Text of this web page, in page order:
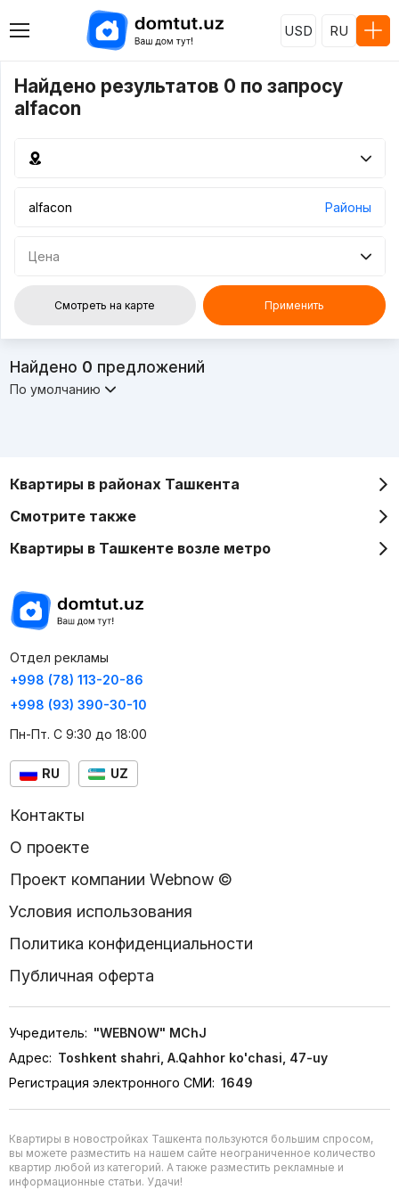
USD RU
Найдено результатов 0 по запросу
alfacon
Районы
Цена
Смотреть на карте Применить
Найдено 0 предложений
По умолчанию
Квартиры в районах Ташкента
Смотрите также
Квартиры в Ташкенте возле метро
Отдел рекламы
+998 (78) 113-20-86
+998 (93) 390-30-10
Пн-Пт. С 9:30 до 18:00
RU UZ
Контакты
О проекте
Проект компании Webnow ©
Условия использования
Политика конфиденциальности
Публичная оферта
Учредитель: "WEBNOW" MChJ
Адрес: Toshkent shahri, A.Qahhor ko'chasi, 47-uy
Регистрация электронного СМИ: 1649
Квартиры в новостройках Ташкента пользуются большим спросом,
вы можете разместить на нашем сайте неограниченное количество
квартир любой из категорий. А также разместить рекламные и
информационные статьи. Удачи!